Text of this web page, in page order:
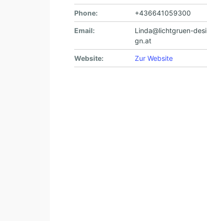
Phone: +436641059300
Email:
Linda@lichtgruen-desi
gn.at
Website: Zur Website